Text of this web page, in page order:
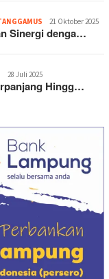
21 Oktober 2025
Sinergi denga…
28 Juli 2025
Hingg…